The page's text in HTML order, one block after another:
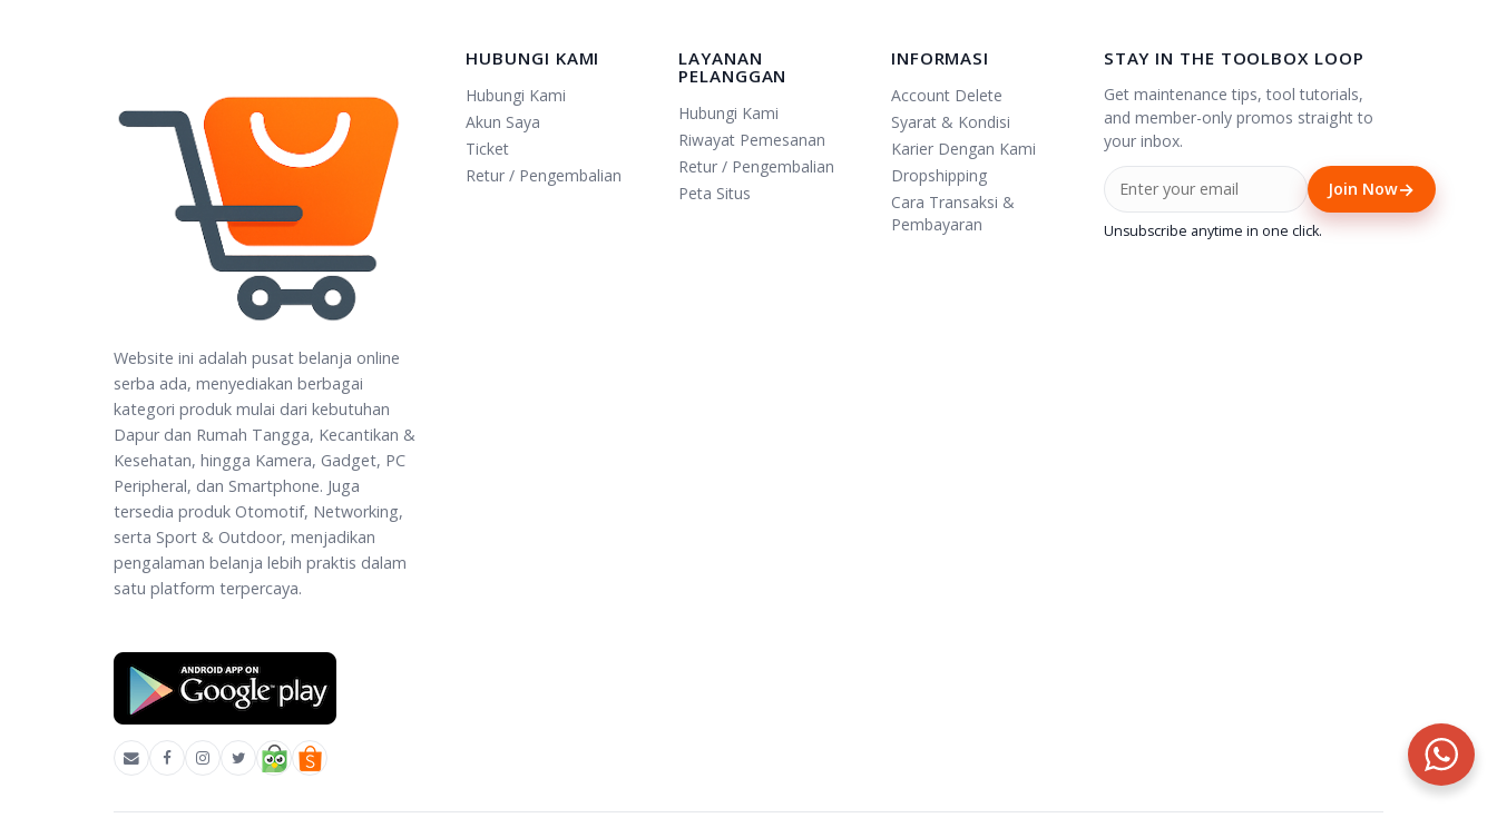
Website ini adalah pusat belanja online
serba ada, menyediakan berbagai
kategori produk mulai dari kebutuhan
Dapur dan Rumah Tangga, Kecantikan &
Kesehatan, hingga Kamera, Gadget, PC
Peripheral, dan Smartphone. Juga
tersedia produk Otomotif, Networking,
serta Sport & Outdoor, menjadikan
pengalaman belanja lebih praktis dalam
satu platform terpercaya.
HUBUNGI KAMI
Hubungi Kami
Akun Saya
Ticket
Retur / Pengembalian
LAYANAN
PELANGGAN
Hubungi Kami
Riwayat Pemesanan
Retur / Pengembalian
Peta Situs
INFORMASI
Account Delete
Syarat & Kondisi
Karier Dengan Kami
Dropshipping
Cara Transaksi &
Pembayaran
STAY IN THE TOOLBOX LOOP
Get maintenance tips, tool tutorials,
and member-only promos straight to
your inbox.
Join Now→
Unsubscribe anytime in one click.